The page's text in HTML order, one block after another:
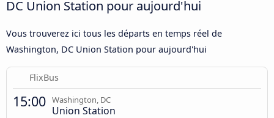
DC Union Station pour aujourd'hui
Vous trouverez ici tous les départs en temps réel de
Washington, DC Union Station pour aujourd'hui
FlixBus
15:00 Washington, DC
Union Station